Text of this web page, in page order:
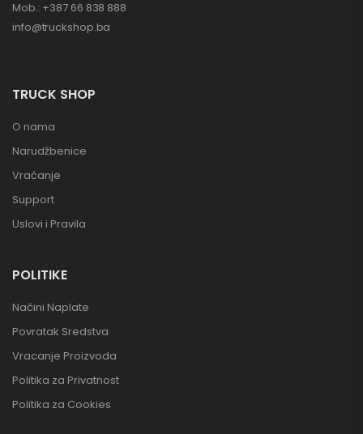
Mob.: +387 66 838 888
info@truckshop.ba
TRUCK SHOP
O nama
Narudžbenice
Vraćanje
Support
Uslovi i Pravila
POLITIKE
Načini Naplate
Povratak Sredstva
Vracanje Proizvoda
Politika za Privatnost
Politika za Cookies